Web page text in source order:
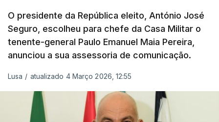
O presidente da República eleito, António José
Seguro, escolheu para chefe da Casa Militar o
tenente-general Paulo Emanuel Maia Pereira,
anunciou a sua assessoria de comunicação.
Lusa / atualizado 4 Março 2026, 12:55